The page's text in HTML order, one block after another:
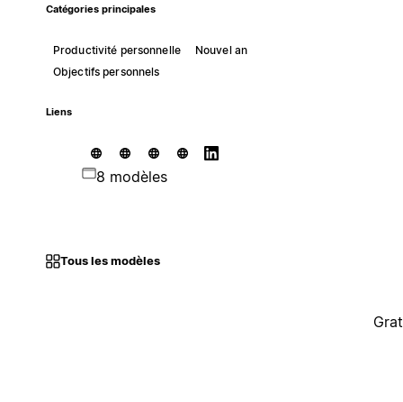
Catégories principales
Productivité personnelle
Nouvel an
Objectifs personnels
Liens
8 modèles
Tous les modèles